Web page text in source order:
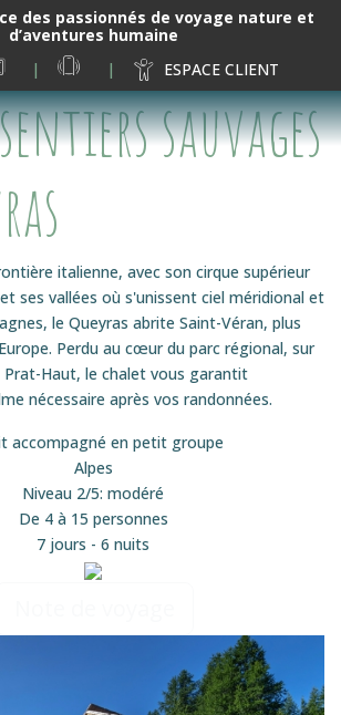
des passionnés de voyage nature et
d’aventures humaine
NOUS
19
38
02
ESPACE CLIENT
sauvages
italienne, avec son cirque supérieur
ses vallées où s'unissent ciel méridional et
le Queyras abrite Saint-Véran, plus
Perdu au cœur du parc régional, sur
Prat-Haut, le chalet vous garantit
nécessaire après vos randonnées.
accompagné en petit groupe
Alpes
Niveau 2/5: modéré
De 4 à 15 personnes
7 jours - 6 nuits